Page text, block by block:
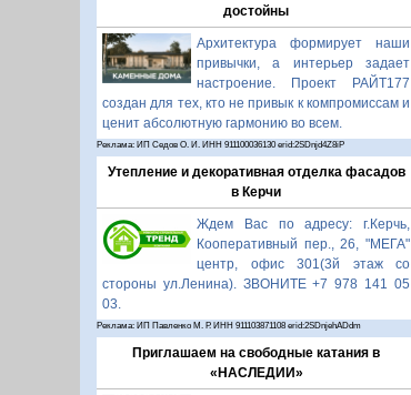
достойны
Архитектура формирует наши
привычки, а интерьер задает
настроение. Проект РАЙТ177
создан для тех, кто не привык к компромиссам и
ценит абсолютную гармонию во всем.
Реклама: ИП Седов О. И. ИНН 911100036130 erid:2SDnjd4Z8iP
Утепление и декоративная отделка фасадов
в Керчи
Ждем Вас по адресу: г.Керчь,
Кооперативный пер., 26, "МЕГА"
центр, офис 301(3й этаж со
стороны ул.Ленина). ЗВОНИТЕ +7 978 141 05
03.
Реклама: ИП Павленко М. Р. ИНН 911103871108 erid:2SDnjehADdm
Приглашаем на свободные катания в
«НАСЛЕДИИ»